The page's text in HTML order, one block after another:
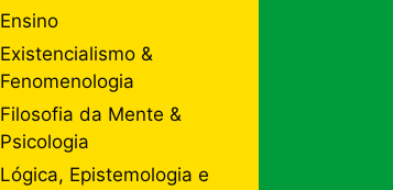
Ensino
Existencialismo &
Fenomenologia
Filosofia da Mente &
Psicologia
Lógica, Epistemologia e